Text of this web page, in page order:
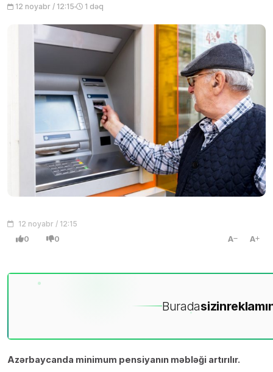
12 noyabr / 12:15 1 dəq
12 noyabr / 12:15
0 0 A A
Buradasizin
Azərbaycanda minimum pensiyanın məbləği artırılır.